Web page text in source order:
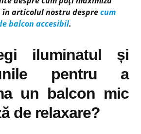
articolul nostru desprecum
balcon accesibil.
iluminatul și
pentru a
un balcon mic
de relaxare?